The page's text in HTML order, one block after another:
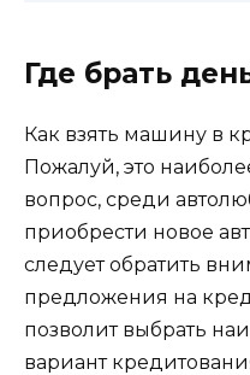
Где брать
Как взять машину в
Пожалуй, это
вопрос, среди
приобрести новое
следует обратить
предложения на
позволит выбрать
вариант